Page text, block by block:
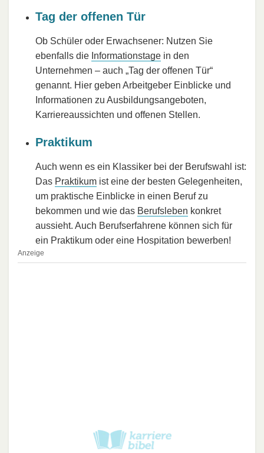
Tag der offenen Tür
Ob Schüler oder Erwachsener: Nutzen Sie
ebenfalls die Informationstage in den
Unternehmen – auch „Tag der offenen Tür“
genannt. Hier geben Arbeitgeber Einblicke und
Informationen zu Ausbildungsangeboten,
Karriereaussichten und offenen Stellen.
Praktikum
Auch wenn es ein Klassiker bei der Berufswahl ist:
Das Praktikum ist eine der besten Gelegenheiten,
um praktische Einblicke in einen Beruf zu
bekommen und wie das Berufsleben konkret
aussieht. Auch Berufserfahrene können sich für
ein Praktikum oder eine Hospitation bewerben!
Anzeige